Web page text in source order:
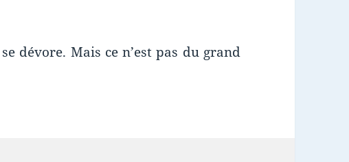
dévore. Mais ce n’est pas du grand